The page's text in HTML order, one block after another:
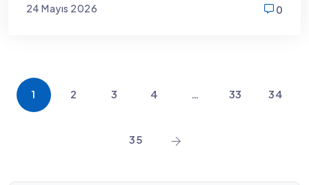
24 Mayıs 2026
0
1 2 3 4 … 33 34
35